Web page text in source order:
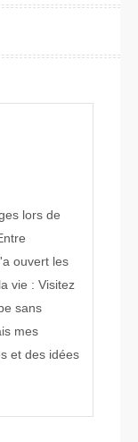
lors de
ouvert les
vie : Visitez
sans
mes
et des idées